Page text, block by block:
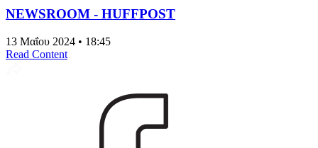
NEWSROOM - HUFFPOST
13 Μαΐου 2024 • 18:45
Read Content